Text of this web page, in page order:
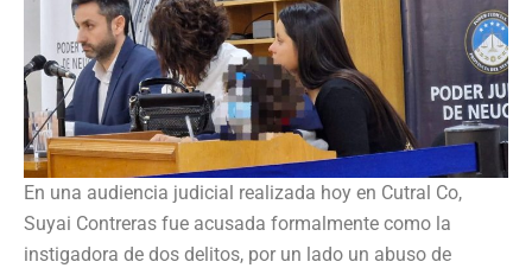
En una audiencia judicial realizada hoy en Cutral Co,
Suyai Contreras fue acusada formalmente como la
instigadora de dos delitos, por un lado un abuso de